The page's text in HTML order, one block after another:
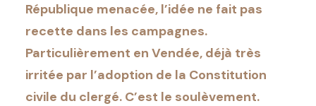
République menacée, l’idée ne fait pas
recette dans les campagnes.
Particulièrement en Vendée, déjà très
irritée par l’adoption de la Constitution
civile du clergé. C’est le soulèvement.